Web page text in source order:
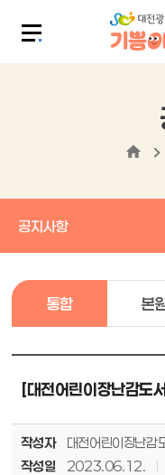
공지사항
통합 본
[대전어린이장난감도
작성자
대전어린이장난감
작성일
2023.06.12.